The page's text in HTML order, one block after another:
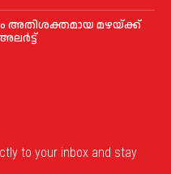
അതിശക്തമായ മഴയ്ക്ക്
to your inbox and stay